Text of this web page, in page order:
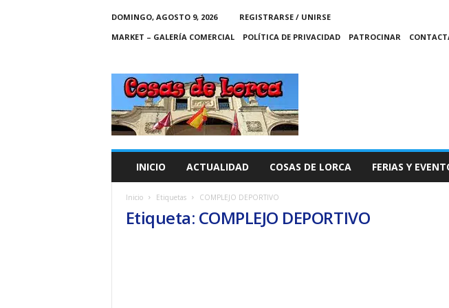
DOMINGO, AGOSTO 9, 2026
REGISTRARSE / UNIRSE
MARKET – GALERÍA COMERCIAL
POLÍTICA DE PRIVACIDAD PATROCINAR
C
A
S
INICIO ACTUALIDAD COSAS DE LORCA FERIAS Y
Inicio Etiquetas COMPLEJO DEPORTIVO
Etiqueta: COMPLEJO DEPORTIVO